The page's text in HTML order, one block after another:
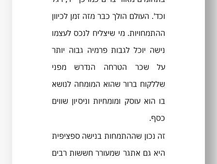
וכד'. העולם הולך כבר מזה זמן לכיוון
ההתמחויות. מי שיצליח לנכס לעצמו
נישה יוכל לגבות פרמיה גבוה יותר
על שכר הטרחה הנדרש מפני
שללקוח ברור שהוא המומחה לנושא
בו הוא עוסק ומומחיות וניסיון שווים
כסף.
זה נכון שההתמחות בנישה ספציפית
היא גם אתגר שמעורר חששות רבים